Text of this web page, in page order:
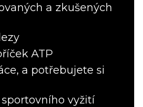
a zkušených
ATP
a potřebujete si
vyžití